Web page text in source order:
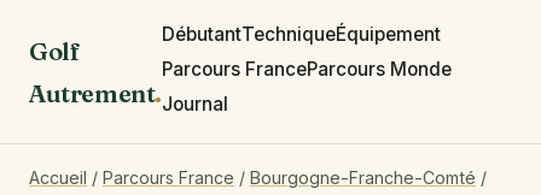
Golf
Autrement.
DébutantTechniqueÉquipement
Parcours FranceParcours Monde
Journal
Accueil / Parcours France / Bourgogne-Franche-Comté /